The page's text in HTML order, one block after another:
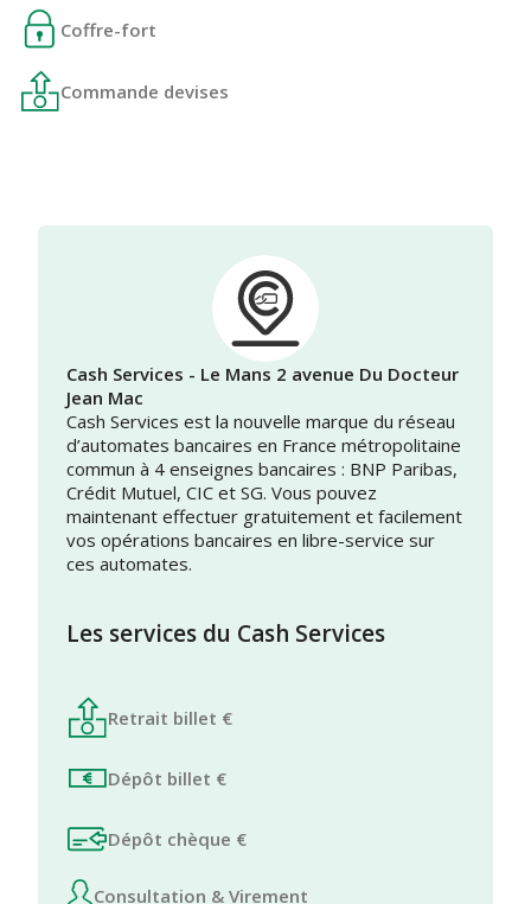
Coffre-fort
Commande devises
Cash Services - Le Mans 2 avenue Du Docteur
Jean Mac
Cash Services est la nouvelle marque du réseau
d’automates bancaires en France métropolitaine
commun à 4 enseignes bancaires : BNP Paribas,
Crédit Mutuel, CIC et SG. Vous pouvez
maintenant effectuer gratuitement et facilement
vos opérations bancaires en libre-service sur
ces automates.
Les services du Cash Services
Retrait billet €
Dépôt billet €
Dépôt chèque €
Consultation & Virement